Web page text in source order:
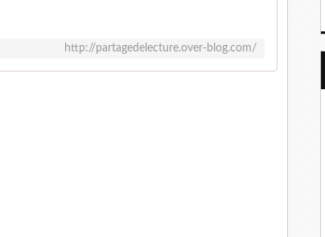
http://partagedelecture.over-blog.com/